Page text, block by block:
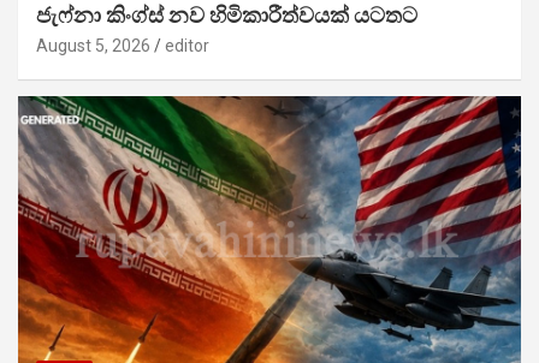
ජැෆ්නා කිංග්ස් නව හිමිකාරීත්වයක් යටතට
August 5, 2026 editor